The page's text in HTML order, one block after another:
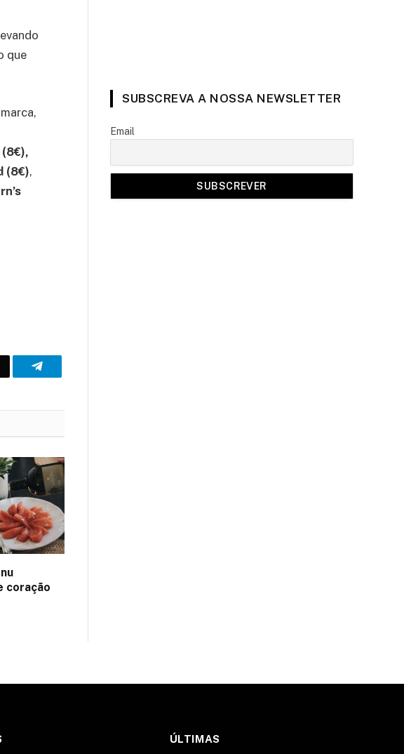
que
(8€),
Telegrama
coração
SUBSCREVA A NOSSA NEWSLETTER
Email
ÚLTIMAS